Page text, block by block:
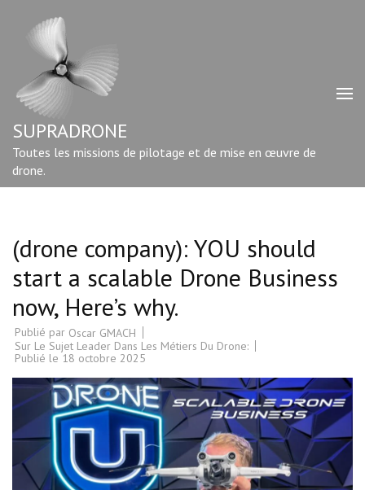
contenu
Entrée)
SUPRADRONE
Toutes les missions de pilotage et de mise en œuvre de
drone.
(drone company): YOU should
start a scalable Drone Business
now, Here’s why.
Publié par Oscar GMACH
Sur Le Sujet Leader Dans Les Métiers Du Drone:
Publié le 18 octobre 2025